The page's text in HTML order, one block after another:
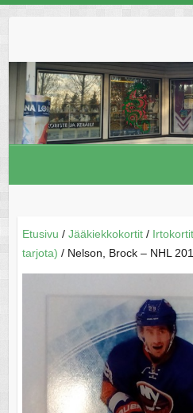
Etusivu / Jääkiekkokortit/
tarjota) / Nelson, Brock – NHL